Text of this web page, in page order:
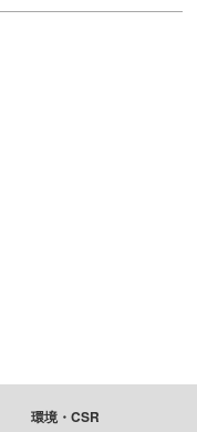
環境・CSR